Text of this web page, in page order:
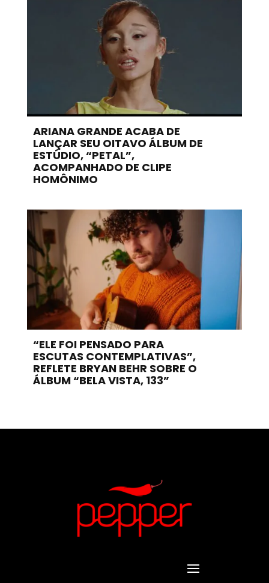
ARIANA GRANDE ACABA DE
LANÇAR SEU OITAVO ÁLBUM DE
ESTÚDIO, “PETAL”,
ACOMPANHADO DE CLIPE
HOMÔNIMO
“ELE FOI PENSADO PARA
ESCUTAS CONTEMPLATIVAS”,
REFLETE BRYAN BEHR SOBRE O
ÁLBUM “BELA VISTA, 133”